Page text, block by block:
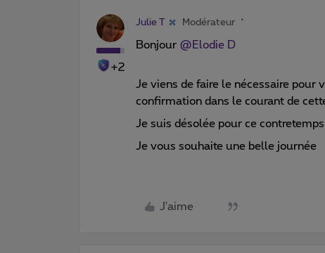
+2
Julie T Modérateur
Bonjour ​ @Elodie D
Je viens de faire le nécessaire pour
confirmation dans le courant de
Je suis désolée pour ce
Je vous souhaite une belle journée
J'aime